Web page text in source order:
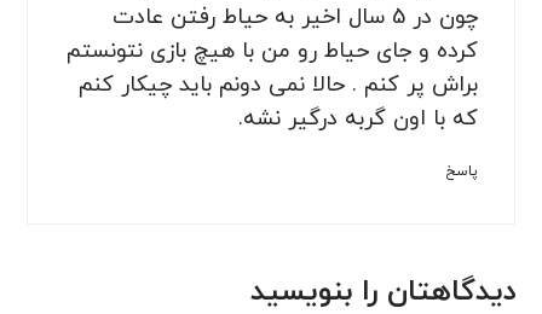
چون در 5 سال اخیر به حیاط رفتن عادت
کرده و جای حیاط رو من با هیچ بازی نتونستم
براش پر کنم . حالا نمی دونم باید چیکار کنم
که با اون گربه درگیر نشه.
پاسخ
دیدگاهتان را بنویسید